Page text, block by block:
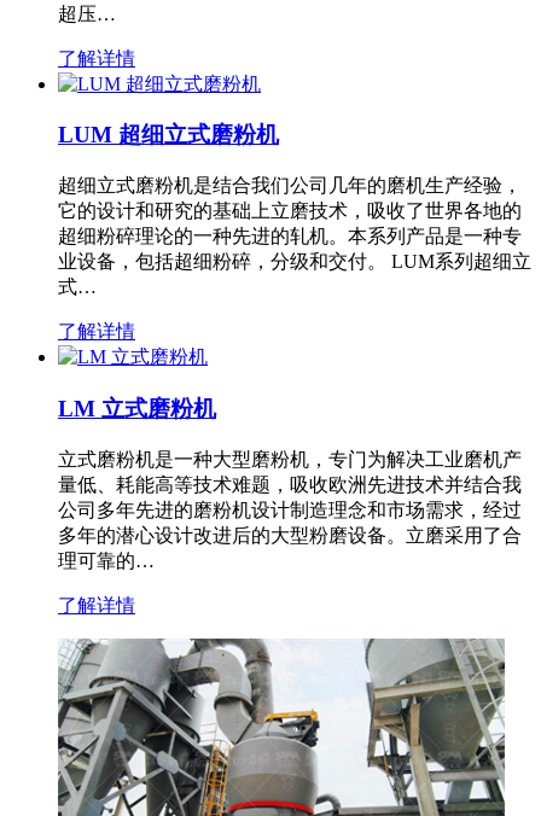
超压…
了解详情
LUM 超细立式磨粉机
超细立式磨粉机是结合我们公司几年的磨机生产经验，
它的设计和研究的基础上立磨技术，吸收了世界各地的
超细粉碎理论的一种先进的轧机。本系列产品是一种专
业设备，包括超细粉碎，分级和交付。 LUM系列超细立
式…
了解详情
LM 立式磨粉机
立式磨粉机是一种大型磨粉机，专门为解决工业磨机产
量低、耗能高等技术难题，吸收欧洲先进技术并结合我
公司多年先进的磨粉机设计制造理念和市场需求，经过
多年的潜心设计改进后的大型粉磨设备。立磨采用了合
理可靠的…
了解详情